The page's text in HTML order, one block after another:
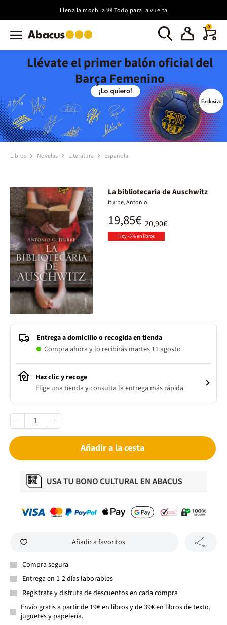
Llena la mochila 🎒 Todo para la vuelta
0
Llévate el primer balón oficial del
Barça Femenino
Libros Novelas Literatura Española
La bibliotecaria de Auschwitz
Iturbe, Antonio
20,90€
19,85€
Hoy -5% en libros
Entrega a domicilio o recogida en tienda
Compra ahora y lo recibirás martes 11 agosto
Haz clic y recoge
Elige una tienda y consulta la entrega más rápida
Añadir a la cesta
Añadir a favoritos
Compra segura
Entrega en 1-2 días laborables
Regístrate y disfruta de descuentos en cada compra
Envío gratis a partir de 19€ en libros y de 39€ en libros de texto,
juguetes y papelería.